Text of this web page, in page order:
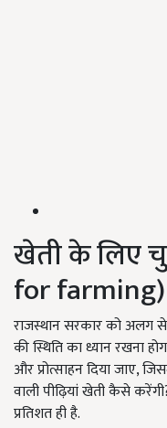
खेती के लिए
for farming)
राजस्थान सरकार को अलग
की स्थिति का ध्यान रखना
और प्रोत्साहन दिया जाए,
वाली पीढ़ियां खेती कैसे
प्रतिशत ही है.